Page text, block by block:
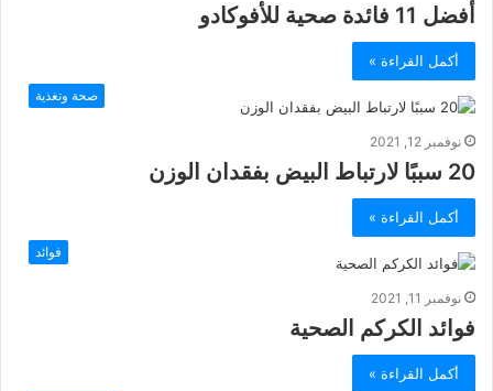
أفضل 11 فائدة صحية للأفوكادو
أكمل القراءة »
صحة وتغذية
نوفمبر 12, 2021
20 سببًا لارتباط البيض بفقدان الوزن
أكمل القراءة »
فوائد
نوفمبر 11, 2021
فوائد الكركم الصحية
أكمل القراءة »